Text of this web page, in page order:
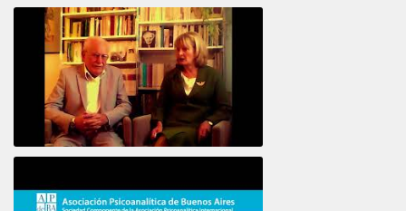
Intervista ad Alberto Eiguer
16e COLLOQUE de la STFPIF 20 et 21 Janvier 2018